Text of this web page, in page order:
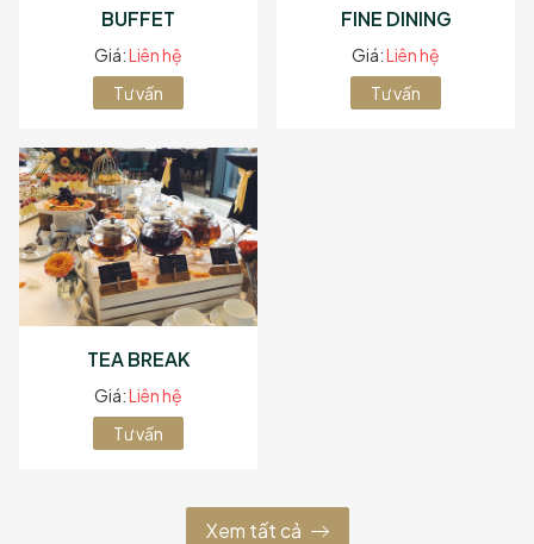
BUFFET
Giá:Liên hệ
Tư vấn
FINE DINING
Giá:Liên hệ
Tư vấn
TEA BREAK
Giá:Liên hệ
Tư vấn
Xem tất cả